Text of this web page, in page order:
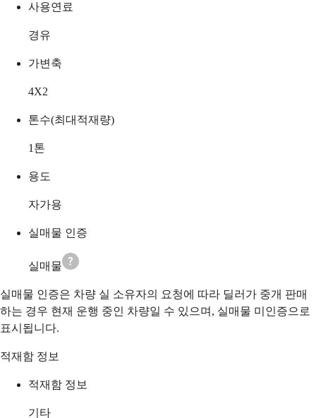
사용연료
경유
가변축
4X2
톤수(최대적재량)
1 톤
용도
자가용
실매물 인증
실매물
실매물 인증은 차량 실 소유자의 요청에 따라 딜러가 중개 판매
하는 경우 현재 운행 중인 차량일 수 있으며, 실매물 미인증으로
표시됩니다.
적재함 정보
적재함 정보
기타